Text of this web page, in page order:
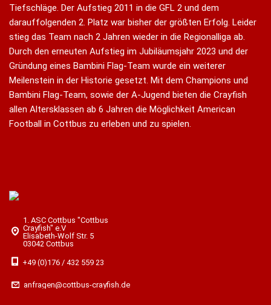
Tiefschläge. Der Aufstieg 2011 in die GFL 2 und dem
darauffolgenden 2. Platz war bisher der größten Erfolg. Leider
stieg das Team nach 2 Jahren wieder in die Regionalliga ab.
Durch den erneuten Aufstieg im Jubiläumsjahr 2023 und der
Gründung eines Bambini Flag-Team wurde ein weiterer
Meilenstein in der Historie gesetzt. Mit dem Champions und
Bambini Flag-Team, sowie der A-Jugend bieten die Crayfish
allen Altersklassen ab 6 Jahren die Möglichkeit American
Football in Cottbus zu erleben und zu spielen.
1. ASC Cottbus "Cottbus
Crayfish" e.V
Elisabeth-Wolf Str. 5
03042 Cottbus
+49 (0)176 / 432 559 23
anfragen@cottbus-crayfish.de